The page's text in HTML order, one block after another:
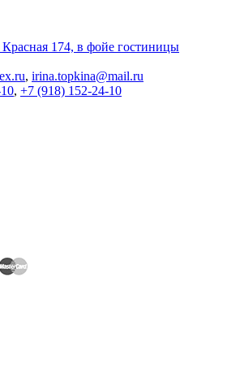
Красная 174, в фойе гостиницы
, irina.topkina@mail.ru
, +7 (918) 152-24-10